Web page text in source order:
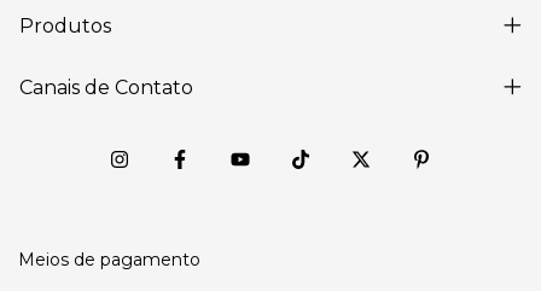
Produtos
Canais de Contato
Meios de pagamento